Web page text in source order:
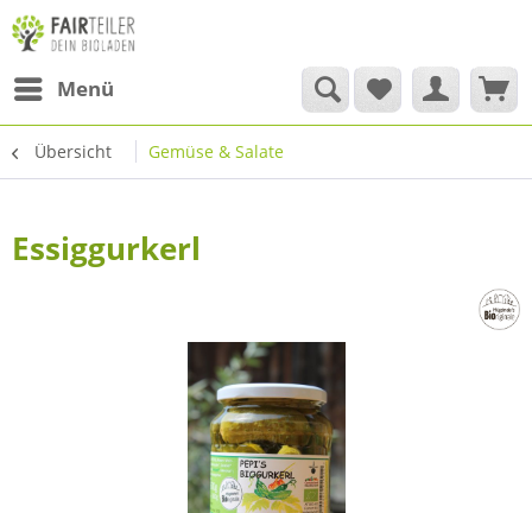
Menü
Übersicht Gemüse & Salate
Essiggurkerl